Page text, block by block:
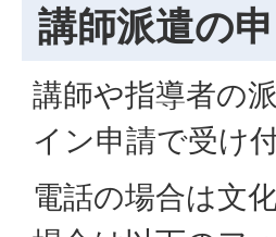
講師派遣の
講師や指導者の
イン申請で受け
電話の場合は文